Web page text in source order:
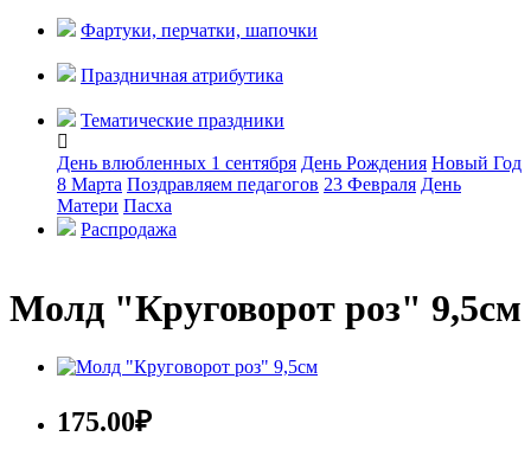
Фартуки, перчатки, шапочки
Праздничная атрибутика
Тематические праздники
День влюбленных 1 сентября День Рождения Новый Год
8 Марта Поздравляем педагогов 23 Февраля День
Матери Пасха
Распродажа
Молд "Круговорот роз" 9,5см
175.00₽